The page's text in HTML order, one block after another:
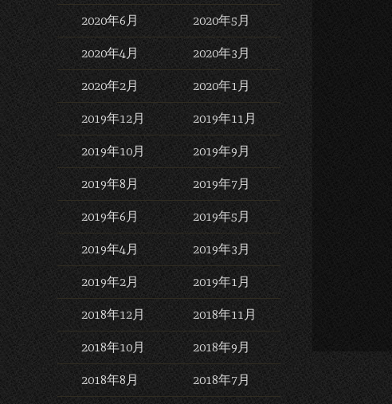
2020年6月 2020年5月
2020年4月 2020年3月
2020年2月 2020年1月
2019年12月 2019年11月
2019年10月 2019年9月
2019年8月 2019年7月
2019年6月 2019年5月
2019年4月 2019年3月
2019年2月 2019年1月
2018年12月 2018年11月
2018年10月 2018年9月
2018年8月 2018年7月